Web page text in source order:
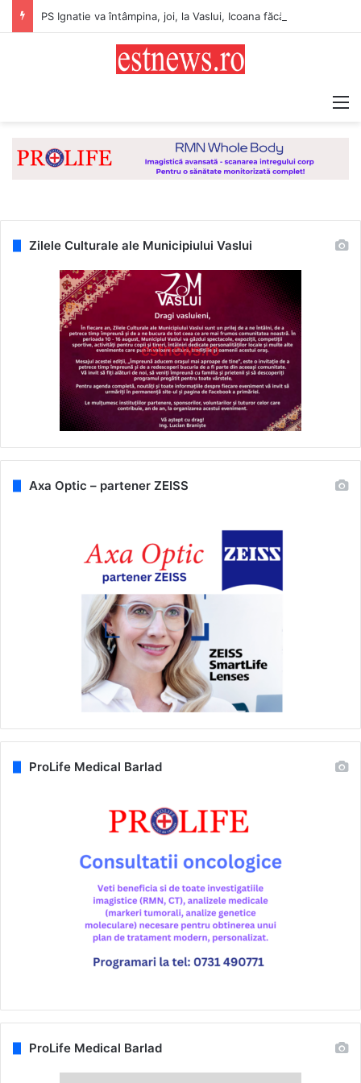
Zilele Culturale ale Municipiului Vaslui
Axa Optic – partener ZEISS
ProLife Medical Barlad
ProLife Medical Barlad